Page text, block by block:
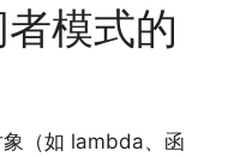
者模式的
（如 lambda、函